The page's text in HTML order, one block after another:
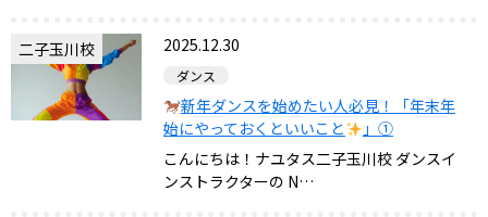
二子玉川校 2025.12.30
ダンス
新年ダンスを始めたい人必見！「年末年
始にやっておくといいこと
」①
こんにちは！ナユタス二子玉川校 ダンスイ
ンストラクターの N…